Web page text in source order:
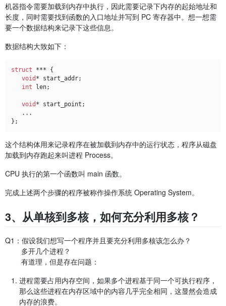
机器指令需要加载到内存中执行，因此需要记录下内存的起始地址和
长度，同时需要找到函数的入口地址并写到 PC 寄存器中。想一想需
要一个数据结构来记录下这些信息。
数据结构大致如下：
struct *** {
void * start_addr;
int len;
void * start_point;
   ...
这个结构体用来记录程序在被加载到内存中的运行状态，程序从磁盘
加载到内存跑起来叫进程 Process。
CPU 执行的第一个函数叫 main 函数。
完成上述两个步骤的程序被称作操作系统 Operating System。
3、从单核到多核，如何充分利用多核？
Q1：假设我们想写一个程序并且要充分利用多核该怎么办？
多开几个进程？
有道理，但是存在问题：
进程需要占用内存空间，如果多个进程基于同一个可执行程序，
那么这些进程在内存区域中的内容几乎完全相同，这显然会造成
内存的浪费。